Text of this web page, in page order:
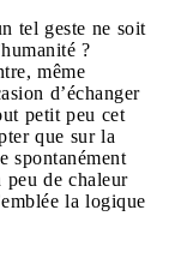
tel geste ne soit
?
même
d’échanger
petit peu cet
que sur la
spontanément
de chaleur
la logique